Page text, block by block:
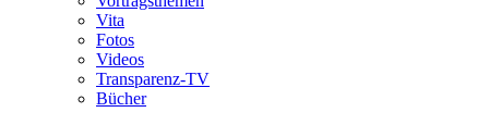
Vita
Fotos
Videos
Transparenz-TV
Bücher